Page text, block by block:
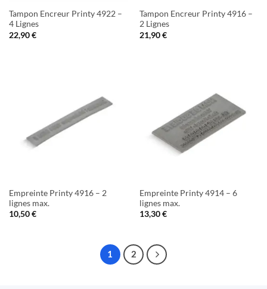
Tampon Encreur Printy 4922 –
4 Lignes
22,90€
Tampon Encreur Printy 4916 –
2 Lignes
21,90€
Empreinte Printy 4916 – 2
lignes max.
10,50€
Empreinte Printy 4914 – 6
lignes max.
13,30€
1 2